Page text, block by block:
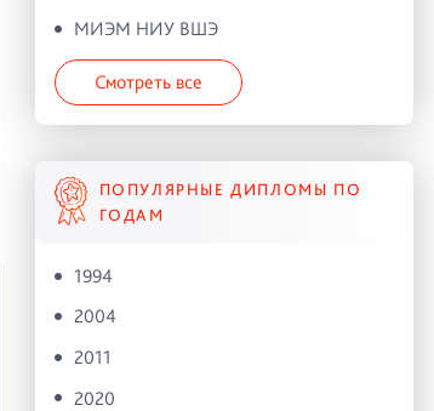
МИЭМ НИУ ВШЭ
Смотреть все
ПОПУЛЯРНЫЕ ДИПЛОМЫ ПО
ГОДАМ
1994
2004
2011
2020